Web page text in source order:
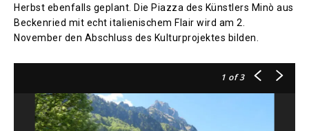
Herbst ebenfalls geplant. Die Piazza des Künstlers Minò aus
Beckenried mit echt italienischem Flair wird am 2.
November den Abschluss des Kulturprojektes bilden.
1 of 3